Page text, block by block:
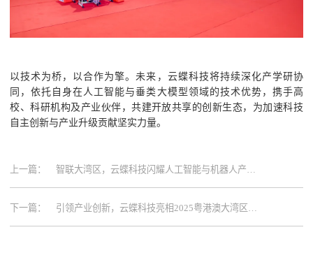
以技术为桥，以合作为擎。未来，云蝶科技将持续深化产学研协
同，依托自身在人工智能与垂类大模型领域的技术优势，携手高
校、科研机构及产业伙伴，共建开放共享的创新生态，为加速科技
自主创新与产业升级贡献坚实力量。
上一篇：
智联大湾区，云蝶科技闪耀人工智能与机器人产业
创新舞台
下一篇：
引领产业创新，云蝶科技亮相2025粤港澳大湾区文
化产业投资大会